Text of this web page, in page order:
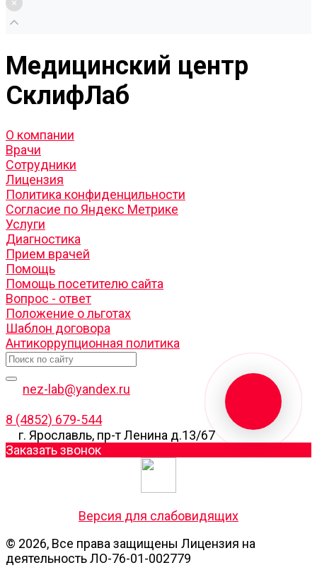
Медицинский центр
СклифЛаб
О компании
Врачи
Сотрудники
Лицензия
Политика конфиденцильности
Согласие по Яндекс Метрике
Услуги
Диагностика
Прием врачей
Помощь
Помощь посетителю сайта
Вопрос - ответ
Положение о льготах
Шаблон договора
Антикоррупционная политика
nez-lab@yandex.ru
8 (4852) 679-544
г. Ярославль, пр-т Ленина д.13/67
Заказать звонок
Версия для слабовидящих
© 2026, Все права защищены Лицензия на
деятельность ЛО-76-01-002779